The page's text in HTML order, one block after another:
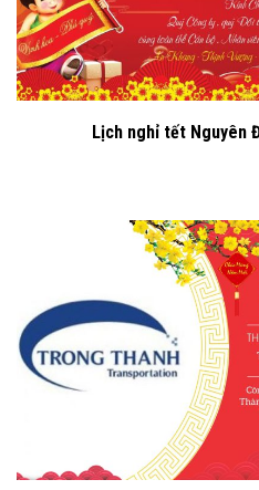
Lịch nghỉ tết Nguyên